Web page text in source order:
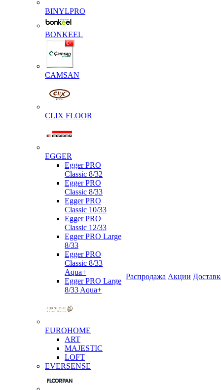
BINYLPRO
BONKEEL
CAMSAN
CLIX FLOOR
EGGER
Egger PRO
Classic 8/32
Egger PRO
Classic 8/33
Egger PRO
Classic 10/33
Egger PRO
Classic 12/33
Egger PRO Large
8/33
Egger PRO
Classic 8/33
Aqua+
Egger PRO Large
8/33 Aqua+
EUROHOME
ART
MAJESTIC
LOFT
EVERSENSE
Распродажа Акции